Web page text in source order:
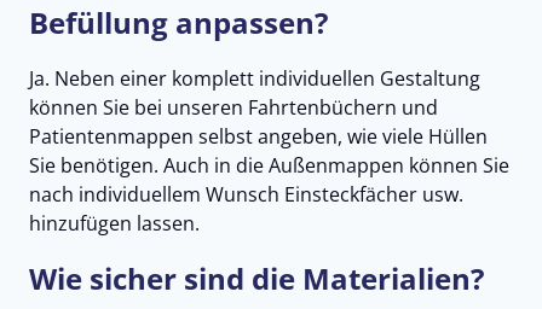
Befüllung anpassen?
Ja. Neben einer komplett individuellen Gestaltung
können Sie bei unseren Fahrtenbüchern und
Patientenmappen selbst angeben, wie viele Hüllen
Sie benötigen. Auch in die Außenmappen können Sie
nach individuellem Wunsch Einsteckfächer usw.
hinzufügen lassen.
Wie sicher sind die Materialien?